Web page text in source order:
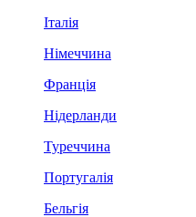
Італія
Німеччина
Франція
Нідерланди
Туреччина
Португалія
Бельгія